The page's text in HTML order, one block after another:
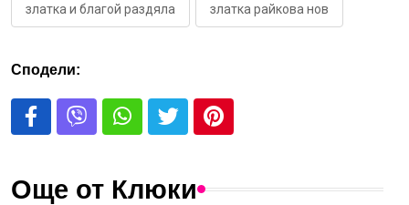
златка и благой раздяла златка райкова нов
Сподели:
Още от Клюки